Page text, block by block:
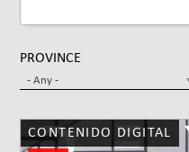
PROVINCE
- Any -
CONTENIDO DIGITAL